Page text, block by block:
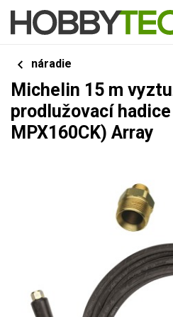
náradie
Michelin 15 m
prodlužovací
MPX160CK) Array